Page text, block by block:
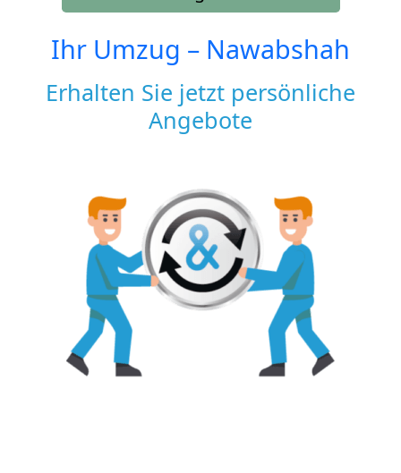
Ihr Umzug – Nawabshah
Erhalten Sie jetzt persönliche
Angebote